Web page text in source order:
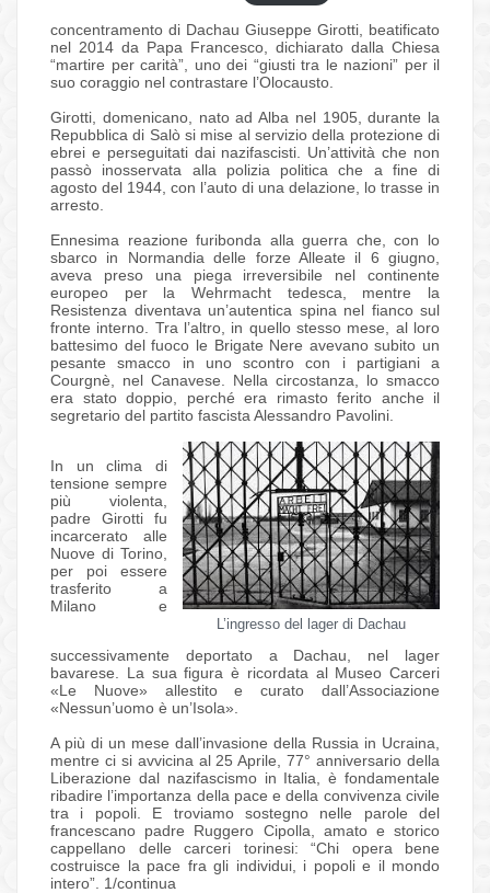
concentramento di Dachau Giuseppe Girotti, beatificato
nel 2014 da Papa Francesco, dichiarato dalla Chiesa
“martire per carità”, uno dei “giusti tra le nazioni” per il
suo coraggio nel contrastare l’Olocausto.
Girotti, domenicano, nato ad Alba nel 1905, durante la
Repubblica di Salò si mise al servizio della protezione di
ebrei e perseguitati dai nazifascisti. Un’attività che non
passò inosservata alla polizia politica che a fine di
agosto del 1944, con l’auto di una delazione, lo trasse in
arresto.
Ennesima reazione furibonda alla guerra che, con lo
sbarco in Normandia delle forze Alleate il 6 giugno,
aveva preso una piega irreversibile nel continente
europeo per la Wehrmacht tedesca, mentre la
Resistenza diventava un’autentica spina nel fianco sul
fronte interno. Tra l’altro, in quello stesso mese, al loro
battesimo del fuoco le Brigate Nere avevano subito un
pesante smacco in uno scontro con i partigiani a
Courgnè, nel Canavese. Nella circostanza, lo smacco
era stato doppio, perché era rimasto ferito anche il
segretario del partito fascista Alessandro Pavolini.
L’ingresso del lager di Dachau
In un clima di
tensione sempre
più violenta,
padre Girotti fu
incarcerato alle
Nuove di Torino,
per poi essere
trasferito a
Milano e
successivamente deportato a Dachau, nel lager
bavarese. La sua figura è ricordata al Museo Carceri
«Le Nuove» allestito e curato dall’Associazione
«Nessun’uomo è un’Isola».
A più di un mese dall’invasione della Russia in Ucraina,
mentre ci si avvicina al 25 Aprile, 77° anniversario della
Liberazione dal nazifascismo in Italia, è fondamentale
ribadire l’importanza della pace e della convivenza civile
tra i popoli. E troviamo sostegno nelle parole del
francescano padre Ruggero Cipolla, amato e storico
cappellano delle carceri torinesi: “Chi opera bene
costruisce la pace fra gli individui, i popoli e il mondo
intero”. 1/continua